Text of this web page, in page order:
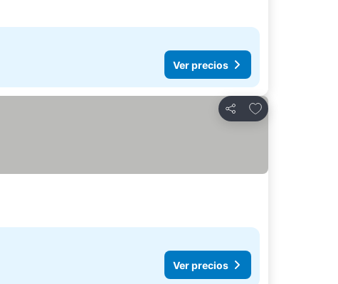
Ver precios
Compartir
Añadir a favoritos
Ver precios